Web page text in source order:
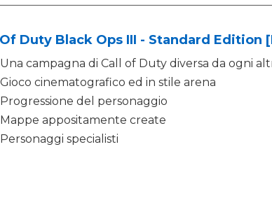
Duty Black Ops III - Standard Edition
Una campagna di Call of Duty diversa da ogni
Gioco cinematografico ed in stile arena
Progressione del personaggio
Mappe appositamente create
Personaggi specialisti